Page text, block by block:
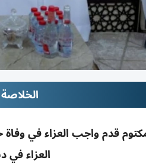
الخلاصة
قدم واجب العزاء في
العزاء في